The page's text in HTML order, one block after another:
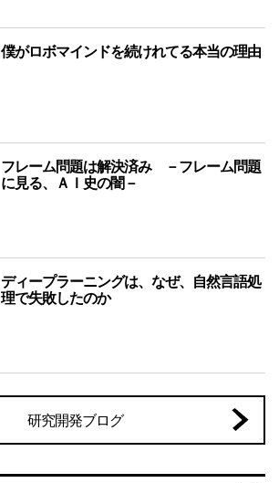
僕がロボマインドを続けれてる本当の理由
フレーム問題は解決済み －フレーム問題
に見る、ＡＩ史の闇－
ディープラーニングは、なぜ、自然言語処
理で失敗したのか
研究開発ブログ